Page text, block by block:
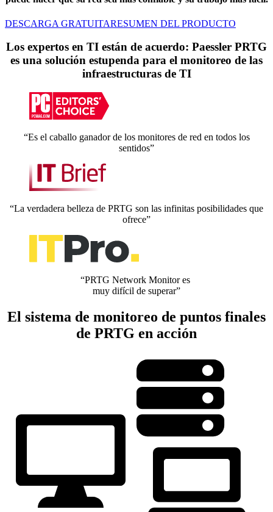
DESCARGA GRATUITARESUMEN DEL PRODUCTO
Los expertos en TI están de acuerdo: Paessler PRTG
es una solución estupenda para el monitoreo de las
infraestructuras de TI
“Es el caballo ganador de los monitores de red en todos los
sentidos”
“La verdadera belleza de PRTG son las infinitas posibilidades que
ofrece”
“PRTG Network Monitor es
muy difícil de superar”
El sistema de monitoreo de puntos finales
de PRTG en acción